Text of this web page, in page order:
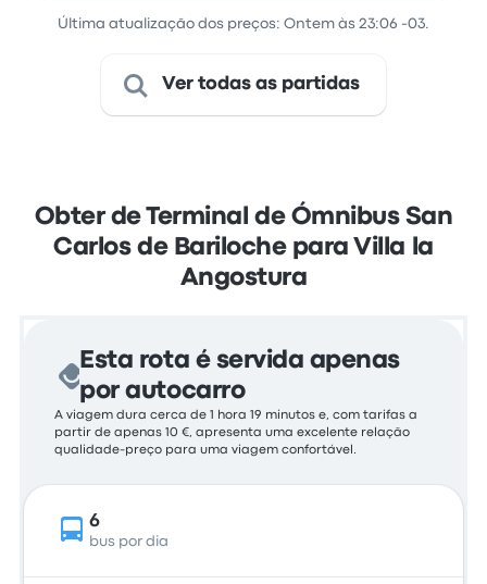
Última atualização dos preços: Ontem às 23:06 -03.
Ver todas as partidas
Obter de Terminal de Ómnibus San
Carlos de Bariloche para Villa la
Angostura
Esta rota é servida apenas
por autocarro
A viagem dura cerca de 1 hora 19 minutos e, com tarifas a
partir de apenas 10 €, apresenta uma excelente relação
qualidade-preço para uma viagem confortável.
6
bus por dia